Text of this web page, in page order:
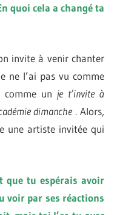
quoi cela a changé ta
invite à venir chanter
ne l’ai pas vu comme
un je t’invite à
dimanche. Alors,
une artiste invitée qui
que tu espérais avoir
voir par ses réactions